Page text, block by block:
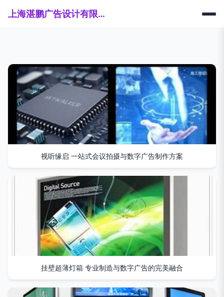
上海湛鹏广告设计有限公司
视听缘启 一站式会议拍摄与数字广告制作方案
挂壁超薄灯箱 专业制造与数字广告的完美融合